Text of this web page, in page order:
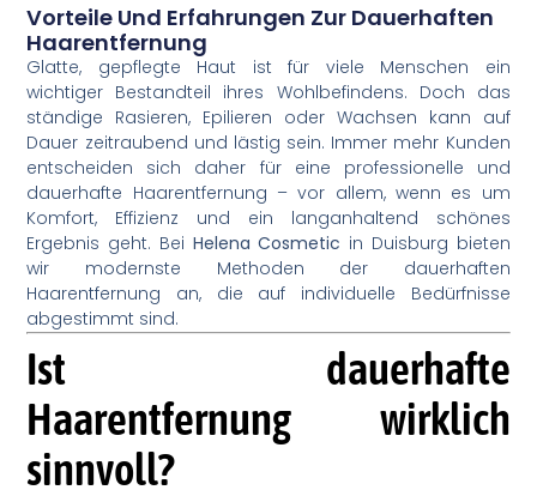
Vorteile Und Erfahrungen Zur Dauerhaften
Haarentfernung
Glatte, gepflegte Haut ist für viele Menschen ein
wichtiger Bestandteil ihres Wohlbefindens. Doch das
ständige Rasieren, Epilieren oder Wachsen kann auf
Dauer zeitraubend und lästig sein. Immer mehr Kunden
entscheiden sich daher für eine professionelle und
dauerhafte Haarentfernung – vor allem, wenn es um
Komfort, Effizienz und ein langanhaltend schönes
Ergebnis geht. Bei Helena Cosmetic in Duisburg bieten
wir modernste Methoden der dauerhaften
Haarentfernung an, die auf individuelle Bedürfnisse
abgestimmt sind.
Ist dauerhafte
Haarentfernung wirklich
sinnvoll?